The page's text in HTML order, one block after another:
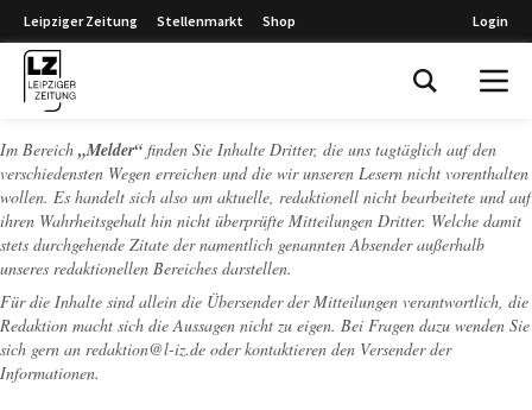
Leipziger Zeitung Stellenmarkt Shop Login
Im Bereich „Melder“ finden Sie Inhalte Dritter, die uns tagtäglich auf den
verschiedensten Wegen erreichen und die wir unseren Lesern nicht vorenthalten
wollen. Es handelt sich also um aktuelle, redaktionell nicht bearbeitete und auf
ihren Wahrheitsgehalt hin nicht überprüfte Mitteilungen Dritter. Welche damit
stets durchgehende Zitate der namentlich genannten Absender außerhalb
unseres redaktionellen Bereiches darstellen.
Für die Inhalte sind allein die Übersender der Mitteilungen verantwortlich, die
Redaktion macht sich die Aussagen nicht zu eigen. Bei Fragen dazu wenden Sie
sich gern an redaktion@l-iz.de oder kontaktieren den Versender der
Informationen.